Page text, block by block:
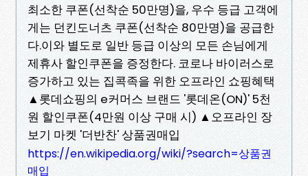
최소한 쿠폰(선착순 50만명)을, 우수 등급 고객에
게는 던킨도너츠 쿠폰(선착순 80만명)을 공급한
다.이와 별도로 일반 등급 이상의 모든 손님에게
제휴사 할인쿠폰을 증정한다. 코로나 바이러스로
증가하고 있는 집콕족을 위한 오프라인 쇼핑혜택
▲롯데쇼핑의 e커머스 브랜드 '롯데온(ON)' 5천
원 할인쿠폰(4만원 이상 구매 시) ▲오프라인 장
보기 마켓 '더반찬' 상품권매입
https://en.wikipedia.org/wiki/?search=상품권
매입